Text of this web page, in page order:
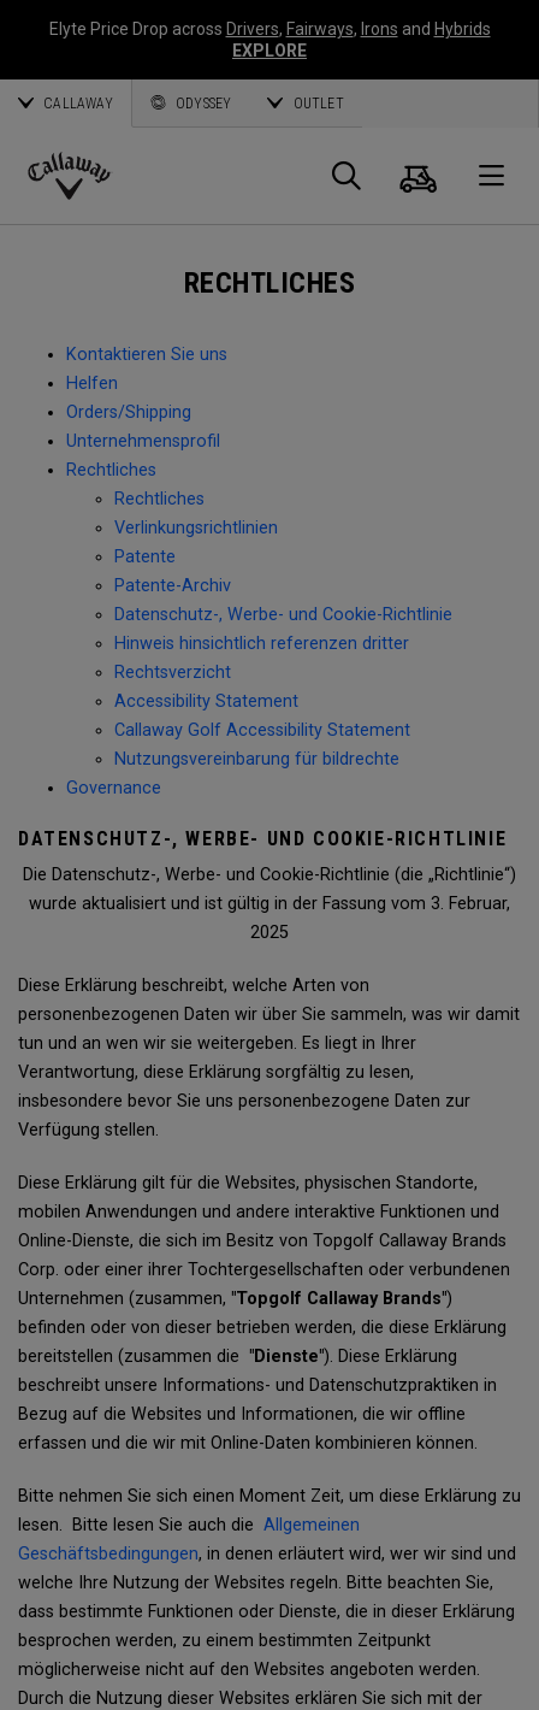
Elyte Price Drop across Drivers, Fairways, Irons and Hybrids
EXPLORE
CALLAWAY ODYSSEY OUTLET
Callaway
Suche
RECHTLICHES
Kontaktieren Sie uns
Helfen
Orders/Shipping
Unternehmensprofil
Rechtliches
Rechtliches
Verlinkungsrichtlinien
Patente
Patente-Archiv
Datenschutz-, Werbe- und Cookie-Richtlinie
Hinweis hinsichtlich referenzen dritter
Rechtsverzicht
Accessibility Statement
Callaway Golf Accessibility Statement
Nutzungsvereinbarung für bildrechte
Governance
DATENSCHUTZ-, WERBE- UND COOKIE-RICHTLINIE
Die Datenschutz-, Werbe- und Cookie-Richtlinie (die „Richtlinie“)
wurde aktualisiert und ist gültig in der Fassung vom 3. Februar,
2025
Diese Erklärung beschreibt, welche Arten von
personenbezogenen Daten wir über Sie sammeln, was wir damit
tun und an wen wir sie weitergeben. Es liegt in Ihrer
Verantwortung, diese Erklärung sorgfältig zu lesen,
insbesondere bevor Sie uns personenbezogene Daten zur
Verfügung stellen.
Diese Erklärung gilt für die Websites, physischen Standorte,
mobilen Anwendungen und andere interaktive Funktionen und
Online-Dienste, die sich im Besitz von Topgolf Callaway Brands
Corp. oder einer ihrer Tochtergesellschaften oder verbundenen
Unternehmen (zusammen, "Topgolf Callaway Brands")
befinden oder von dieser betrieben werden, die diese Erklärung
bereitstellen (zusammen die "Dienste"). Diese Erklärung
beschreibt unsere Informations- und Datenschutzpraktiken in
Bezug auf die Websites und Informationen, die wir offline
erfassen und die wir mit Online-Daten kombinieren können.
Bitte nehmen Sie sich einen Moment Zeit, um diese Erklärung zu
lesen. Bitte lesen Sie auch die Allgemeinen
Geschäftsbedingungen, in denen erläutert wird, wer wir sind und
welche Ihre Nutzung der Websites regeln. Bitte beachten Sie,
dass bestimmte Funktionen oder Dienste, die in dieser Erklärung
besprochen werden, zu einem bestimmten Zeitpunkt
möglicherweise nicht auf den Websites angeboten werden.
Durch die Nutzung dieser Websites erklären Sie sich mit der